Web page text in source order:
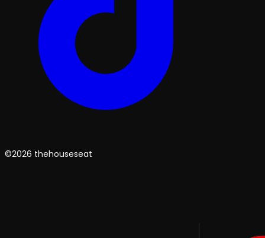
©2026 thehouseseat